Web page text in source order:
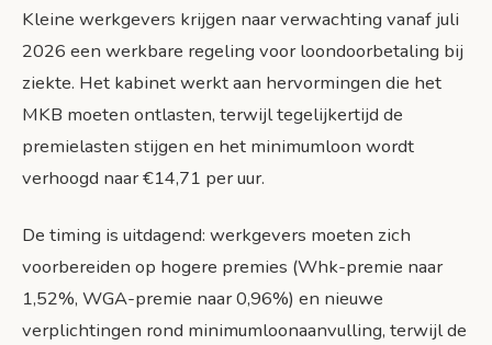
Kleine werkgevers krijgen naar verwachting vanaf juli
2026 een werkbare regeling voor loondoorbetaling bij
ziekte. Het kabinet werkt aan hervormingen die het
MKB moeten ontlasten, terwijl tegelijkertijd de
premielasten stijgen en het minimumloon wordt
verhoogd naar €14,71 per uur.
De timing is uitdagend: werkgevers moeten zich
voorbereiden op hogere premies (Whk-premie naar
1,52%, WGA-premie naar 0,96%) en nieuwe
verplichtingen rond minimumloonaanvulling, terwijl de